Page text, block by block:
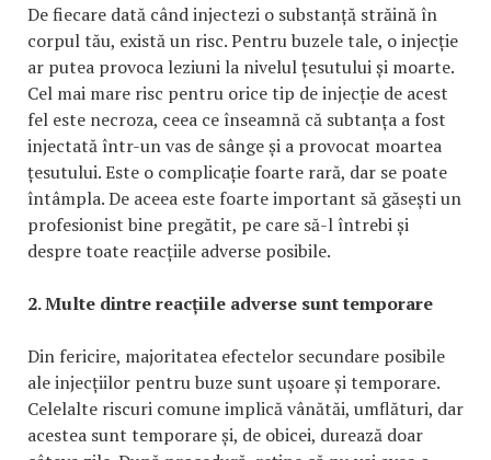
De fiecare dată când injectezi o substanță străină în
corpul tău, există un risc. Pentru buzele tale, o injecție
ar putea provoca leziuni la nivelul țesutului și moarte.
Cel mai mare risc pentru orice tip de injecție de acest
fel este necroza, ceea ce înseamnă că subtanța a fost
injectată într-un vas de sânge și a provocat moartea
țesutului. Este o complicație foarte rară, dar se poate
întâmpla. De aceea este foarte important să găsești un
profesionist bine pregătit, pe care să-l întrebi și
despre toate reacțiile adverse posibile.
2. Multe dintre reacțiile adverse sunt temporare
Din fericire, majoritatea efectelor secundare posibile
ale injecțiilor pentru buze sunt ușoare și temporare.
Celelalte riscuri comune implică vânătăi, umflături, dar
acestea sunt temporare și, de obicei, durează doar